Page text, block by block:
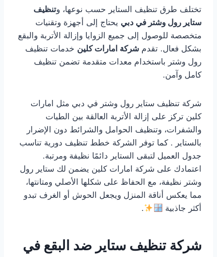
تختلف طرق تنظيف الستاير حسب نوعها، وتنظيف
ستاير رول وشتر في دبي يحتاج إلى أجهزة وتقنيات
متخصصة للوصول إلى جميع الزوايا وإزالة الأتربة والبقع
بشكل فعال. تقدم شركة امارات كلين خدمات تنظيف
رول وشتر باستخدام معدات متقدمة تضمن تنظيف
كامل وآمن.
شركة تنظيف ستاير رول وشتر في دبي مثل امارات
كلين تركز على إزالة الأتربة العالقة بين الطيات
والشفرات، وتنظيف الحوامل والشرائط دون الإضرار
بالستاير . كما توفر الشركة خطط تنظيف دورية تناسب
جدول العميل لتبقى الستاير دائمًا نظيفة ومرتبة.
اعتمادك على شركة امارات كلين يضمن لك ستاير رول
وشتر نظيفة، مع الحفاظ على شكلها الأصلي ومتانتها،
مما يعكس أناقة المنزل ويجعل الحوش أو الغرف تبدو
أكثر جاذبية
.
شركة تنظيف ستاير ضد البقع في